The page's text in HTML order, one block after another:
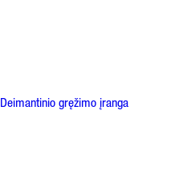
Deimantinio gręžimo įranga